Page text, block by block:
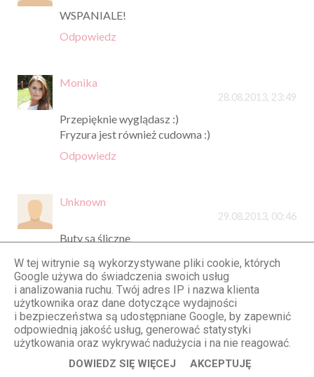
WSPANIALE!
Odpowiedz
Monika
28.08.2013, 23:49
Przepięknie wyglądasz :)
Fryzura jest również cudowna :)
Odpowiedz
Unknown
29.08.2013, 00:46
Buty są śliczne
Odpowiedz
AleksandraNajda.com
29.08.2013, 08:33
Te fale są niesamowite!
Odpowiedz
W tej witrynie są wykorzystywane pliki cookie, których
Google używa do świadczenia swoich usług
i analizowania ruchu. Twój adres IP i nazwa klienta
użytkownika oraz dane dotyczące wydajności
i bezpieczeństwa są udostępniane Google, by zapewnić
odpowiednią jakość usług, generować statystyki
użytkowania oraz wykrywać nadużycia i na nie reagować.
DOWIEDZ SIĘ WIĘCEJ AKCEPTUJĘ